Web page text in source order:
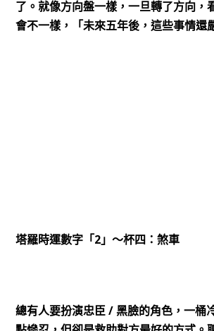
了。就像方向盤一樣，一旦轉了方向，
會不一樣，「未來五年後，這些事情還
塔羅時運數字「2」～杯四：煞車
總有人要扮演忠臣/ 黑臉的角色，一桶